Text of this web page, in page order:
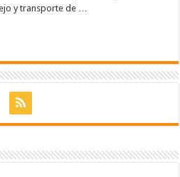
Sur
y transporte de …